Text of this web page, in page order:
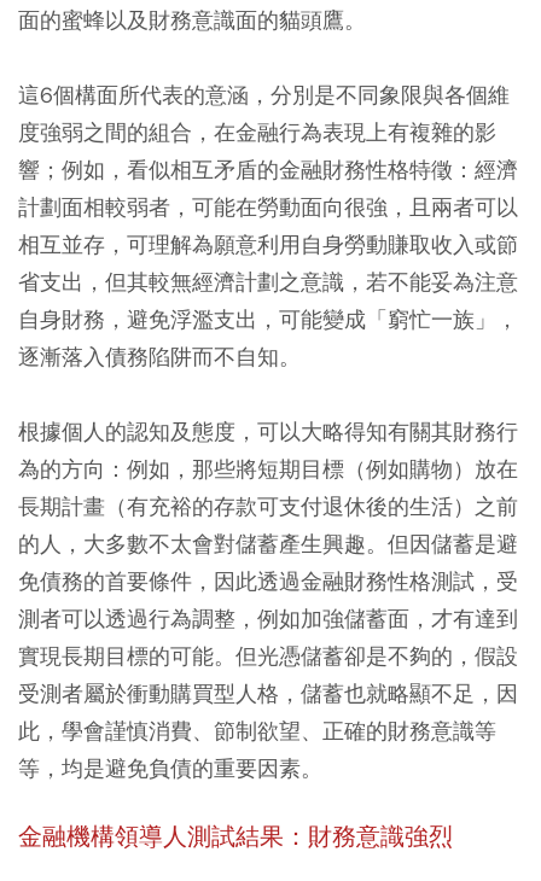
面的蜜蜂以及財務意識面的貓頭鷹。
這6個構面所代表的意涵，分別是不同象限與各個維
度強弱之間的組合，在金融行為表現上有複雜的影
響；例如，看似相互矛盾的金融財務性格特徵：經濟
計劃面相較弱者，可能在勞動面向很強，且兩者可以
相互並存，可理解為願意利用自身勞動賺取收入或節
省支出，但其較無經濟計劃之意識，若不能妥為注意
自身財務，避免浮濫支出，可能變成「窮忙一族」，
逐漸落入債務陷阱而不自知。
根據個人的認知及態度，可以大略得知有關其財務行
為的方向：例如，那些將短期目標（例如購物）放在
長期計畫（有充裕的存款可支付退休後的生活）之前
的人，大多數不太會對儲蓄產生興趣。但因儲蓄是避
免債務的首要條件，因此透過金融財務性格測試，受
測者可以透過行為調整，例如加強儲蓄面，才有達到
實現長期目標的可能。但光憑儲蓄卻是不夠的，假設
受測者屬於衝動購買型人格，儲蓄也就略顯不足，因
此，學會謹慎消費、節制欲望、正確的財務意識等
等，均是避免負債的重要因素。
金融機構領導人測試結果：財務意識強烈